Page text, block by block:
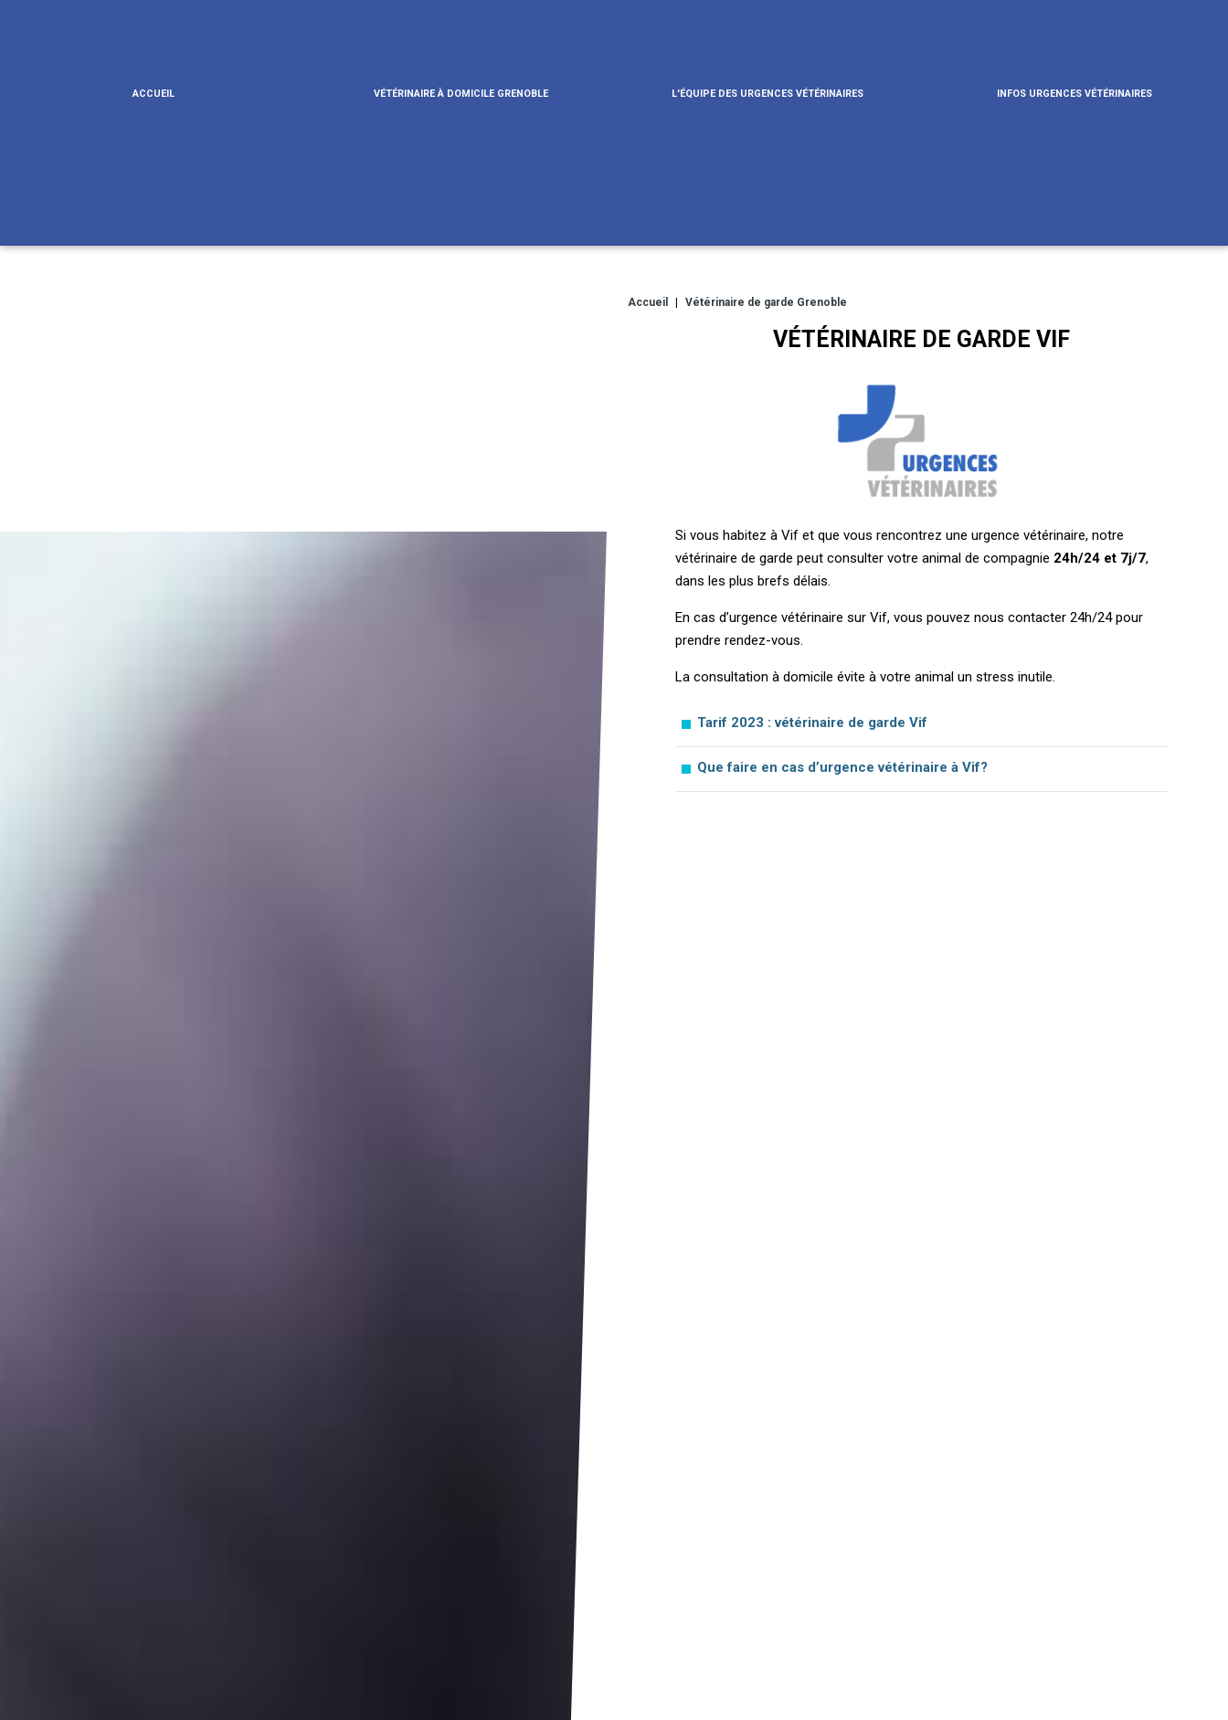
ACCUEIL VÉTÉRINAIRE À DOMICILE GRENOBLE L'ÉQUIPE DES URGENCES VÉTÉRINAIRES INFOS URGENCES VÉTÉRINAIRES
Accueil | Vétérinaire de garde Grenoble
VÉTÉRINAIRE DE GARDE VIF
Si vous habitez à Vif et que vous rencontrez une urgence vétérinaire, notre
vétérinaire de garde peut consulter votre animal de compagnie 24h/24 et 7j/7,
dans les plus brefs délais.
En cas d’urgence vétérinaire sur Vif, vous pouvez nous contacter 24h/24 pour
prendre rendez-vous.
La consultation à domicile évite à votre animal un stress inutile.
Tarif 2023 : vétérinaire de garde Vif
Que faire en cas d’urgence vétérinaire à Vif?